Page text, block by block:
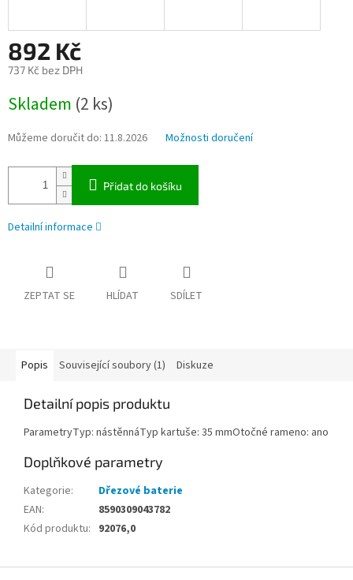
892 Kč
737 Kč bez DPH
cena:
Skladem (2 ks)
Můžeme doručit do: 11.8.2026 Možnosti doručení
Přidat do košíku
Detailní informace
ZEPTAT SE HLÍDAT SDÍLET
Popis Související soubory (1) Diskuze
Detailní popis produktu
ParametryTyp: nástěnnáTyp kartuše: 35 mmOtočné rameno: ano
Doplňkové parametry
Kategorie:
Dřezové baterie
EAN:
8590309043782
Kód produktu: 92076,0